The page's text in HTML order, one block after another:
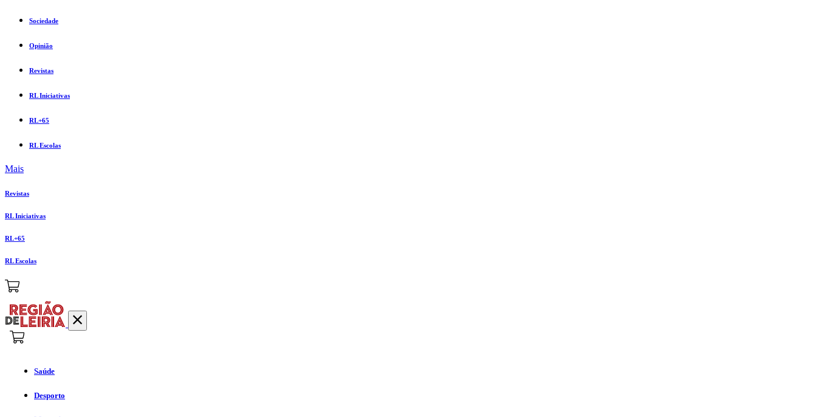
Sociedade
Opinião
Revistas
RL Iniciativas
RL+65
RL Escolas
Mais
Revistas
RL Iniciativas
RL+65
RL Escolas
Saúde
Desporto